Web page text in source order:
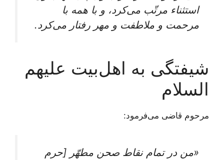
استثناء مرتّب می‌کرد، و با همه با
مرحمت و ملاطفت و مهر رفتار می‌کرد.
شیفتگی به اهل‌بیت علیهم
السلام
مرحوم قاضی می‌فرمود:
«من در تمام نقاط صحن مطهّر [حرم